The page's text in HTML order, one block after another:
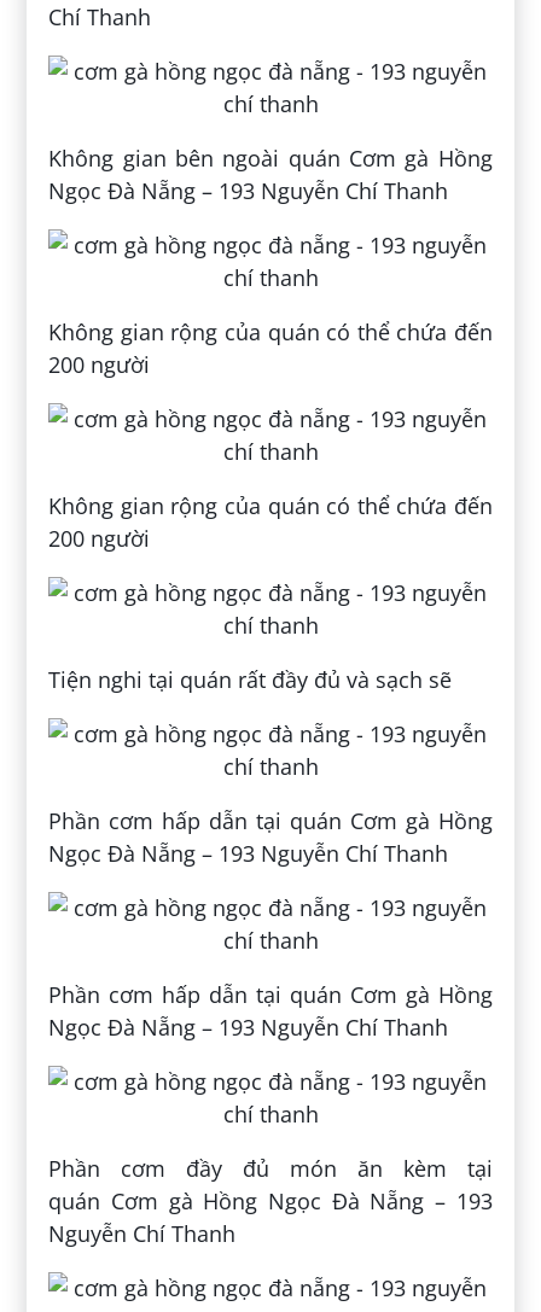
Chí Thanh
Không gian bên ngoài quán Cơm gà Hồng
Ngọc Đà Nẵng – 193 Nguyễn Chí Thanh
Không gian rộng của quán có thể chứa đến
200 người
Không gian rộng của quán có thể chứa đến
200 người
Tiện nghi tại quán rất đầy đủ và sạch sẽ
Phần cơm hấp dẫn tại quán Cơm gà Hồng
Ngọc Đà Nẵng – 193 Nguyễn Chí Thanh
Phần cơm hấp dẫn tại quán Cơm gà Hồng
Ngọc Đà Nẵng – 193 Nguyễn Chí Thanh
Phần cơm đầy đủ món ăn kèm tại
quán Cơm gà Hồng Ngọc Đà Nẵng – 193
Nguyễn Chí Thanh